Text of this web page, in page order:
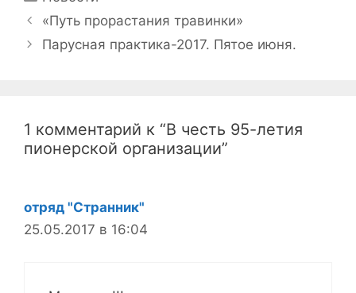
Навигация
записи
«Путь прорастания травинки»
Парусная практика-2017. Пятое июня.
1 комментарий к “В честь 95-летия
пионерской организации”
отряд "Странник"
25.05.2017 в 16:04